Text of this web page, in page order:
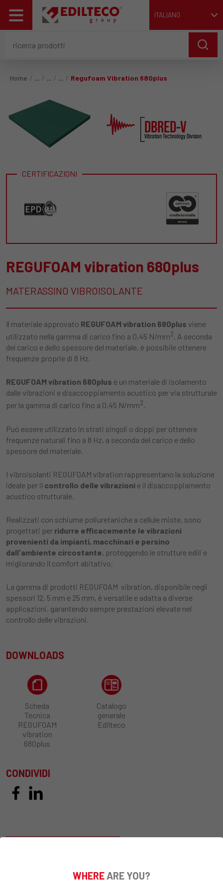
ITALIANO
Home Regufoam Vibration 680plus
DBRED-V
Vibration Technology Division
CERTIFICAZIONI
REGUFOAM vibration 680plus
MATERASSINO VIBROISOLANTE
Il materiale approvato REGUFOAM vibration 680plus viene
utilizzato nella gamma di carico fino a 0,45 N/mm2. A seconda
del carico e dello spessore del materiale, è possibile ottenere
frequenze proprie di 8 Hz.
REGUFOAM vibration 680plus è un materiale di isolamento
dalle vibrazioni e disaccoppiamento acustico per via strutturale
per la gamma di carico fino a 0,45 N/mm2.
Può essere utilizzato in strati singoli o doppi per ottenere
frequenze naturali fino a 8 Hz, a seconda del carico e dello
spessore del materiale.
I vibroisolanti REGUFOAM vibration rappresentano la soluzione
ideale per il controllo delle vibrazioni e il disaccoppiamento
acustico strutturale.
Realizzati con schiume poliuretaniche a cellule miste, sono
progettati per ridurre efficacemente le vibrazioni
provenienti da impianti, macchinari e persino
dall'ambiente circostante, proteggendo le strutture edili e
migliorando il comfort abitativo.
La gamma di prodotti REGUFOAM vibration, disponibile negli
spessori 12, 5 mm e 25 mm, è versatile e adatta a diverse
applicazioni, garantendo sempre prestazioni elevate nel
controllo delle vibrazioni.
DOWNLOADS
Scheda
Tecnica
REGUFOAM
vibration
680plus
Catalogo
generale
Edilteco
CONDIVIDI
WHERE ARE YOU?